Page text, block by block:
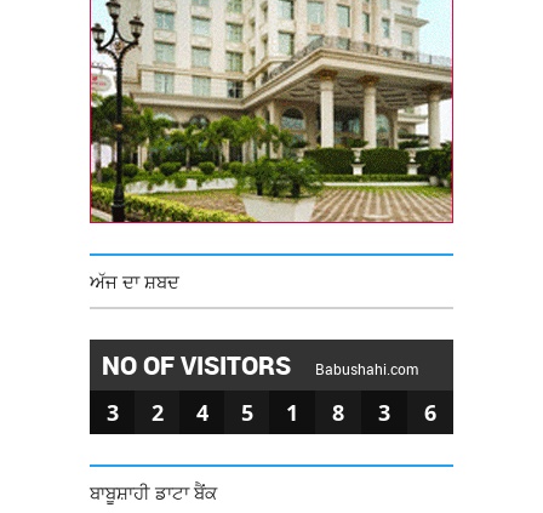
ਅੱਜ ਦਾ ਸ਼ਬਦ
NO OF VISITORS Babushahi.com
3 2 4 5 1 8 3 6
ਬਾਬੂਸ਼ਾਹੀ ਡਾਟਾ ਬੈਂਕ